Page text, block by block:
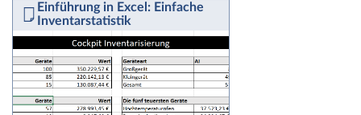
Einführung in Excel: Einfache
Inventarstatistik